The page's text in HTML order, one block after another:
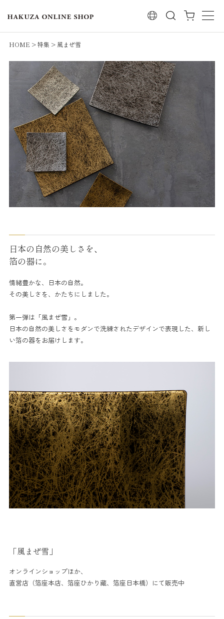
検索
HOME 特集 風まぜ雪
日本の自然の美しさを、
箔の器に。
情緒豊かな、日本の自然。
その美しさを、かたちにしました。
第一弾は「風まぜ雪」。
日本の自然の美しさをモダンで洗練されたデザインで表現した、新し
い箔の器をお届けします。
「風まぜ雪」
オンラインショップほか、
直営店（箔座本店、箔座ひかり藏、箔座日本橋）にて販売中